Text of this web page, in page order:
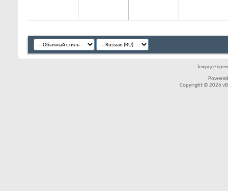
Текущее
Copyright © 2026